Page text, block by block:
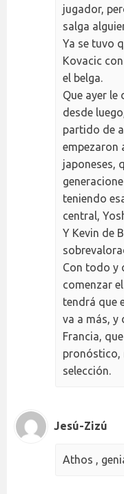
jugador,
salga
Ya se tuvo
Kovacic
el belga.
Que ayer le
desde
partido de
empezaron
japoneses,
teniendo
central,
Y Kevin de
Con todo y
comenzar
tendrá que
va a más, y
Francia,
pronóstico,
selección.
Jesú-Zizú
Athos ,